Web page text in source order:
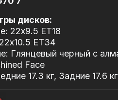
дисков:
22x9.5 ET18
ET34
Глянцевый черный с
Face
17.3 кг, Задние 17.6 кг